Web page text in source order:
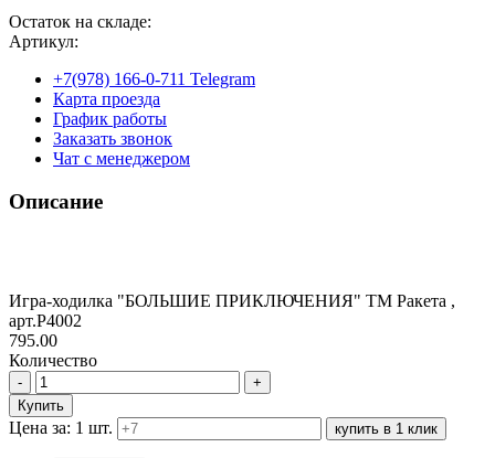
Остаток на складе:
Артикул:
+7(978) 166-0-711 Telegram
Карта проезда
График работы
Заказать звонок
Чат с менеджером
Описание
Игра-ходилка "БОЛЬШИЕ ПРИКЛЮЧЕНИЯ" ТМ Ракета ,
арт.Р4002
795.00
Количество
-
+
Купить
Цена за: 1 шт. купить в 1 клик